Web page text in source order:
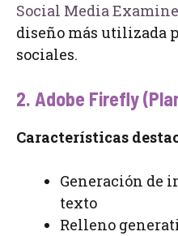
Social Media
diseño más utilizada
sociales.
2. Adobe Firefly
Características
Generación de
texto
Relleno